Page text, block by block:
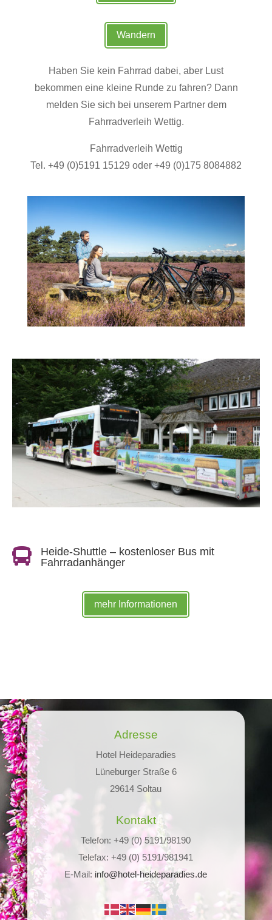
Wandern
Haben Sie kein Fahrrad dabei, aber Lust
bekommen eine kleine Runde zu fahren? Dann
melden Sie sich bei unserem Partner dem
Fahrradverleih Wettig.
Fahrradverleih Wettig
Tel. +49 (0)5191 15129 oder +49 (0)175 8084882

Heide-Shuttle – kostenloser Bus mit
Fahrradanhänger
mehr Informationen
Adresse
Hotel Heideparadies
Lüneburger Straße 6
29614 Soltau
Kontakt
Telefon: +49 (0) 5191/98190
Telefax: +49 (0) 5191/981941
E-Mail: info@hotel-heideparadies.de